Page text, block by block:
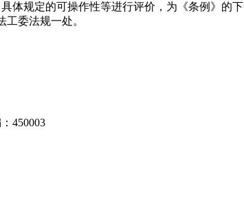
体规定的可操作性等进行评价，为《条例》的
委法规一处。
450003